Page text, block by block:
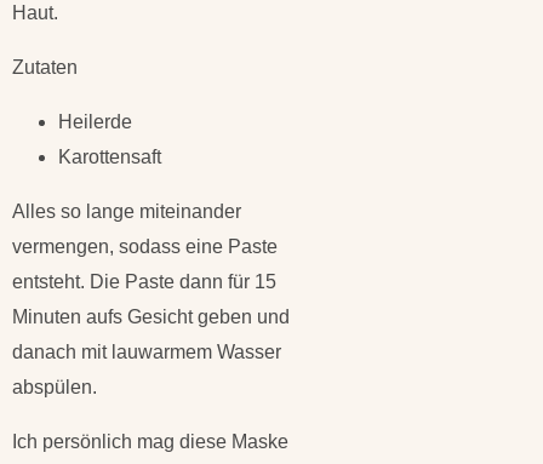
Haut.
Zutaten
Heilerde
Karottensaft
Alles so lange miteinander
vermengen, sodass eine Paste
entsteht. Die Paste dann für 15
Minuten aufs Gesicht geben und
danach mit lauwarmem Wasser
abspülen.
Ich persönlich mag diese Maske